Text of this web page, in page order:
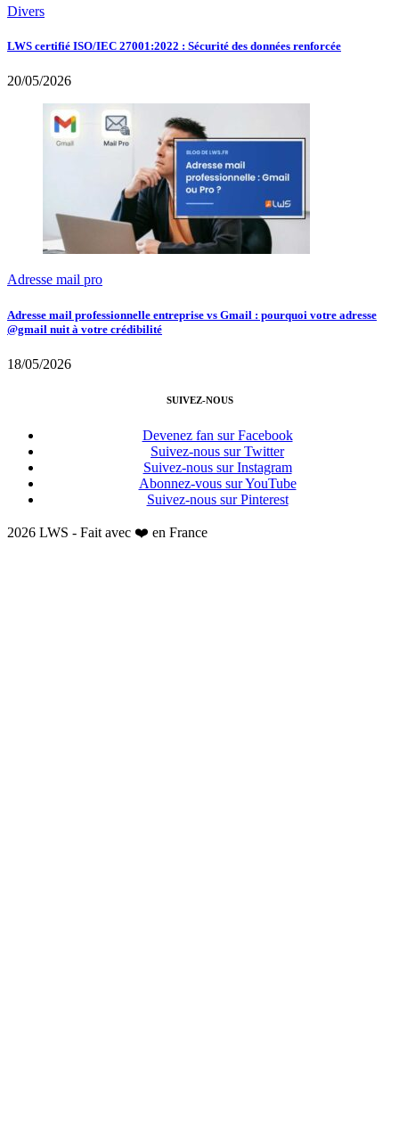
Divers
LWS certifié ISO/IEC 27001:2022 : Sécurité des données renforcée
20/05/2026
Adresse mail pro
Adresse mail professionnelle entreprise vs Gmail : pourquoi votre adresse
@gmail nuit à votre crédibilité
18/05/2026
SUIVEZ-NOUS
Devenez fan sur Facebook
Suivez-nous sur Twitter
Suivez-nous sur Instagram
Abonnez-vous sur YouTube
Suivez-nous sur Pinterest
2026 LWS - Fait avec ❤️ en France